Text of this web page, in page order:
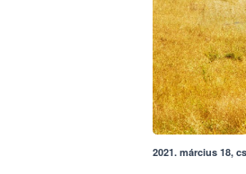
2021. március 18,